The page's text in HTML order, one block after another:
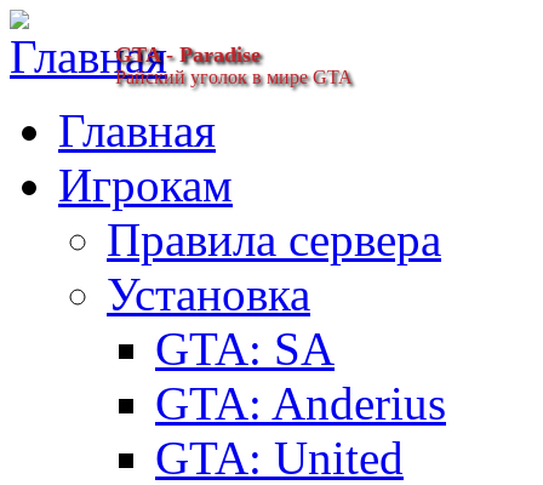
GTA - Paradise
Райский уголок в мире GTA
Главная
Игрокам
Правила сервера
Установка
GTA: SA
GTA: Anderius
GTA: United